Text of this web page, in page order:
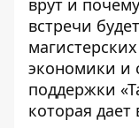
встречи
экономики и
поддержки
которая